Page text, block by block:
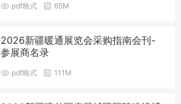
pdf格式 65M
2026新疆暖通展览会采购指南会刊-
参展商名录
pdf格式 111M